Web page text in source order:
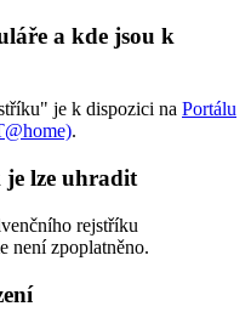
a kde jsou k
je k dispozici na Portálu
.
lze uhradit
rejstříku
není zpoplatněno.